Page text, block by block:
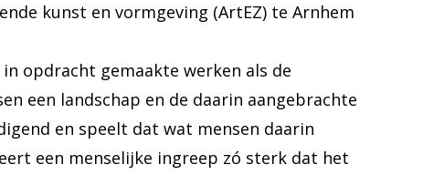
kunst en vormgeving (ArtEZ) te Arnhem
opdracht gemaakte werken als de
een landschap en de daarin aangebrachte
en speelt dat wat mensen daarin
een menselijke ingreep zó sterk dat het